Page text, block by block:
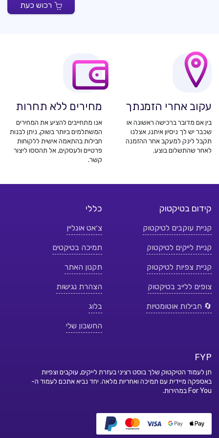
7,500 עוקבים
רכוש כעת
עקוב אחרי הזמנתך
בין אם מדובר ברכישה ראשונה או
שכבר יש לך ניסיון איתנו, אצלנו
תקבל לינק למעקב אחר ההזמנה
לאחר שהתשלום בוצע.
מחירים ללא תחרות
אנו מתחייבים להציע את המחירים
המשתלמים ביותר בשוק, ניתן לבנות
חבילות בהתאמה אישית ללקוחות
פרטיים ולעסקים, אל תהססו ליצור
קשר.
קידום בטיקטוק
קניית עוקבים לטיקטוק
קניית לייקים לטיקטוק
קניית צפיות לטיקטוק
צופים ללייב בטיקטוק
🔄 חבילות אוטומטיות
כללי
צ׳אט אונליין
תמיכה בטיקטים
תקנון האתר
הצהרת נגישות
בלוג
החשבון שלי
FYP
תן לעמוד הטיקטוק שלך בוסט רציני בעזרת לייקים, עוקבים וצפיות
באספקה מיידית עם תמיכה ואחריות מלאה. יחד נביא אתכם לעמוד ה-
For You במהירות.